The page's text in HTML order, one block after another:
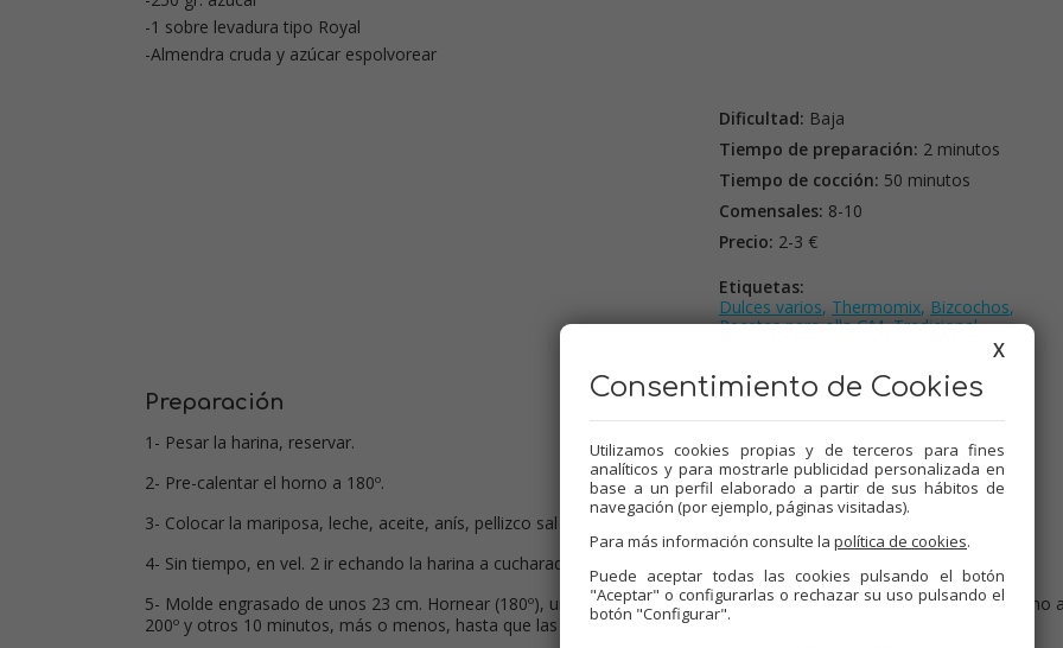
-1 sobre levadura tipo Royal
-Almendra cruda y azúcar espolvorear
Dificultad: Baja
Tiempo de preparación: 2 minutos
Tiempo de cocción: 50 minutos
Comensales: 8-10
Precio: 2-3 €
Etiquetas:
Dulces varios, Thermomix, Bizcochos,
Recetas para olla GM,Tradicional,
Preparación
1- Pesar la harina, reservar.
2- Pre-calentar el horno a 180º.
3- Colocar la mariposa, leche, aceite, anís, pellizco sal y azúcar, 1 min., vel.2. Añadir la levadura, 10 seg., vel.2.
4- Sin tiempo, en vel. 2 ir echando la harina a cucharadas. Quitar la mariposa y terminar de envolver.
5- Molde engrasado de unos 23 cm. Hornear (180º), unos 40 minutos.. Espolvorear almendras y azúcar, subir el horno
200º y otros 10 minutos, más o menos, hasta que las almendras tomen color.
X
Consentimiento de Cookies
Utilizamos cookies propias y de terceros para fines
analíticos y para mostrarle publicidad personalizada en
base a un perfil elaborado a partir de sus hábitos de
navegación (por ejemplo, páginas visitadas).
Para más información consulte la política de cookies.
Puede aceptar todas las cookies pulsando el botón
"Aceptar" o configurarlas o rechazar su uso pulsando el
botón "Configurar".